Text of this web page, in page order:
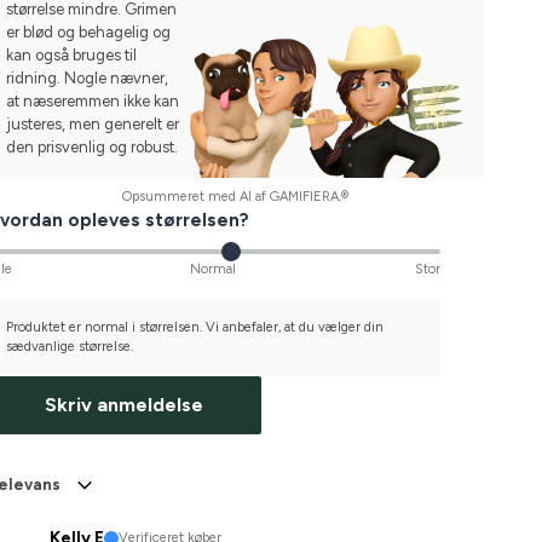
størrelse mindre. Grimen
er blød og behagelig og
kan også bruges til
ridning. Nogle nævner,
at næseremmen ikke kan
justeres, men generelt er
den prisvenlig og robust.
Opsummeret med AI af GAMIFIERA.®
opleves størrelsen?
Normal Stor
Produktet er normal i størrelsen. Vi anbefaler, at du vælger din
sædvanlige størrelse.
Skriv anmeldelse
Verificeret køber